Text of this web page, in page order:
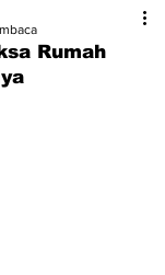
Rumah